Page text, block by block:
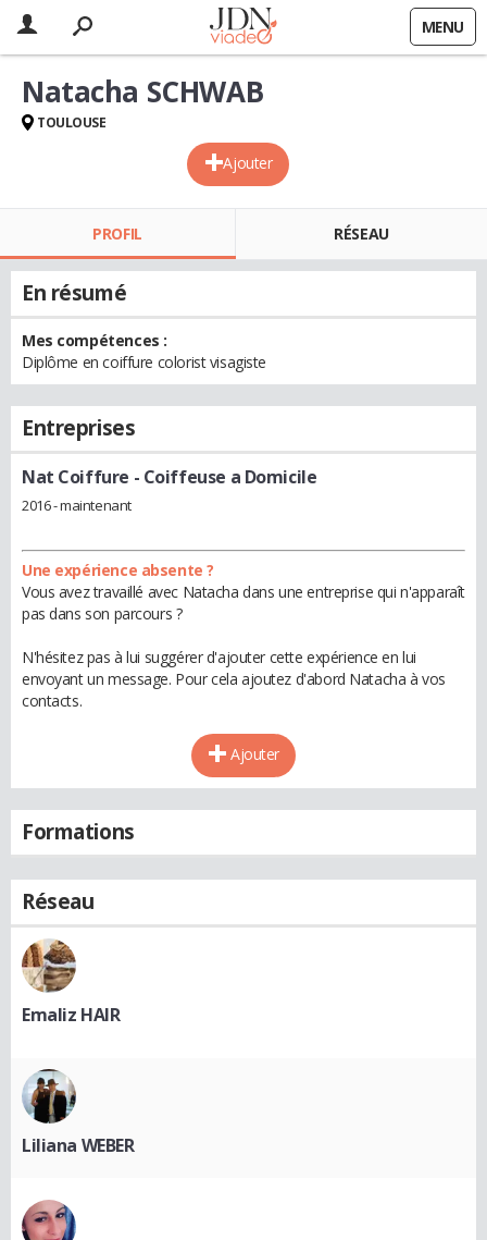
MENU
Ajouter
Natacha SCHWAB
TOULOUSE
PROFIL RÉSEAU
En résumé
Mes compétences :
Diplôme en coiffure colorist visagiste
Entreprises
Nat Coiffure - Coiffeuse a Domicile
2016 - maintenant
Une expérience absente ?
Vous avez travaillé avec Natacha dans une entreprise qui n'apparaît
pas dans son parcours ?
N'hésitez pas à lui suggérer d'ajouter cette expérience en lui
envoyant un message. Pour cela ajoutez d'abord Natacha à vos
contacts.
Ajouter
Formations
Réseau
Emaliz HAIR
Liliana WEBER